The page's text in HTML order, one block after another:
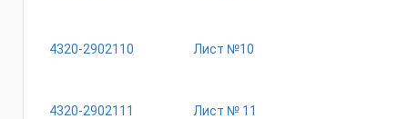
4320-2902110 Лист №10
4320-2902111 Лист № 11